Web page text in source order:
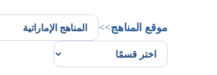
موقع المناهج>>